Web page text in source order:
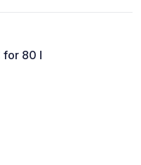
for 80 l